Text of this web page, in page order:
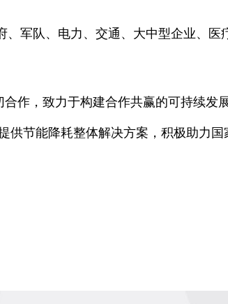
军队、电力、交通、大中型企业、
作，致力于构建合作共赢的可持续发
节能降耗整体解决方案，积极助力国